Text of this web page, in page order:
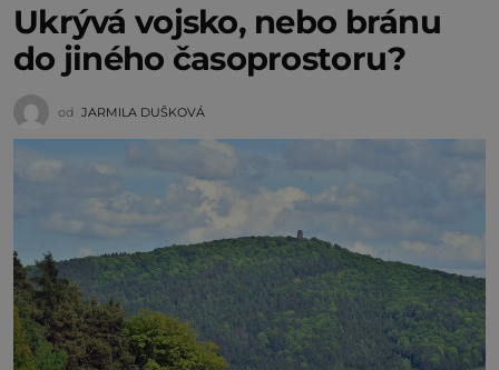
Ukrývá vojsko, nebo bránu
do jiného časoprostoru?
od JARMILA DUŠKOVÁ